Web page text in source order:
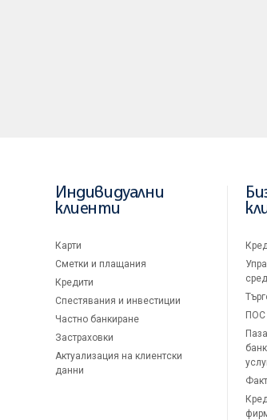
Индивидуални
клиенти
Карти
Сметки и плащания
Кредити
Спестявания и инвестиции
Частно банкиране
Застраховки
Актуализация на клиентски
данни
ПОС